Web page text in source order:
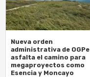
Nueva orden
administrativa de OGPe
asfalta el camino para
megaproyectos como
Esencia y Moncayo